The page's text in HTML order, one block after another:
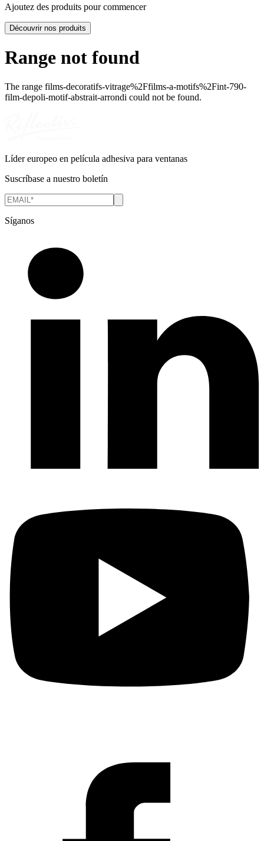
Ajoutez des produits pour commencer
Découvrir nos produits
Range not found
The range films-decoratifs-vitrage%2Ffilms-a-motifs%2Fint-790-
film-depoli-motif-abstrait-arrondi could not be found.
Líder europeo en película adhesiva para ventanas
Suscríbase a nuestro boletín
Síganos